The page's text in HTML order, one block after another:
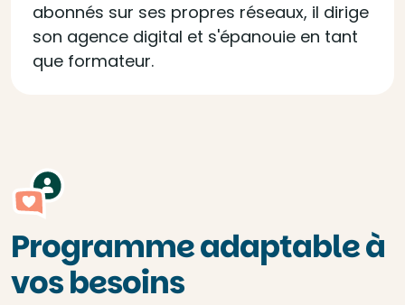
abonnés sur ses propres réseaux, il dirige
son agence digital et s'épanouie en tant
que formateur.
Programme adaptable à
vos besoins